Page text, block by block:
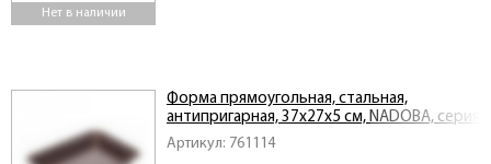
Нет в наличии
Артикул: 761114
Форма прямоугольная, стальная,
антипригарная, 37х27х5 см, NADOBA, серия
LIBA